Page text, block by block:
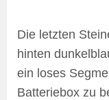
Die letzten
hinten
ein loses
Batteriebox zu